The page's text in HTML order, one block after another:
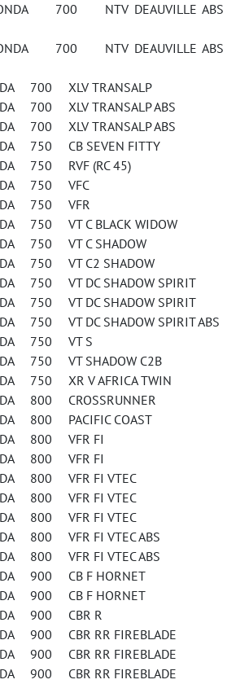
700 NTV DEAUVILLE ABS
700 NTV DEAUVILLE ABS
700 XLV TRANSALP
700 XLV TRANSALP ABS
700 XLV TRANSALP ABS
750 CB SEVEN FITTY
750 RVF (RC 45)
750 VFC
750 VFR
750 VT C BLACK WIDOW
750 VT C SHADOW
750 VT C2 SHADOW
750 VT DC SHADOW SPIRIT
750 VT DC SHADOW SPIRIT
750 VT DC SHADOW SPIRIT ABS
750 VT S
750 VT SHADOW C2B
750 XR V AFRICA TWIN
800 CROSSRUNNER
800 PACIFIC COAST
800 VFR FI
800 VFR FI
800 VFR FI VTEC
800 VFR FI VTEC
800 VFR FI VTEC
800 VFR FI VTEC ABS
800 VFR FI VTEC ABS
900 CB F HORNET
900 CB F HORNET
900 CBR R
900 CBR RR FIREBLADE
900 CBR RR FIREBLADE
900 CBR RR FIREBLADE